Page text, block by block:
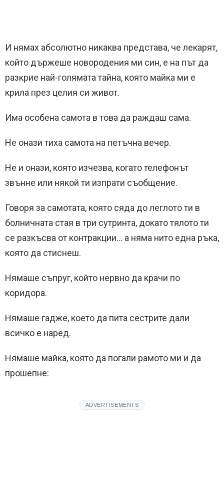
И нямах абсолютно никаква представа, че лекарят,
който държеше новородения ми син, е на път да
разкрие най-голямата тайна, която майка ми е
крила през целия си живот.
Има особена самота в това да раждаш сама.
Не онази тиха самота на петъчна вечер.
Не и онази, която изчезва, когато телефонът
звънне или някой ти изпрати съобщение.
Говоря за самотата, която сяда до леглото ти в
болничната стая в три сутринта, докато тялото ти
се разкъсва от контракции… а няма нито една ръка,
която да стиснеш.
Нямаше съпруг, който нервно да крачи по
коридора.
Нямаше гадже, което да пита сестрите дали
всичко е наред.
Нямаше майка, която да погали рамото ми и да
прошепне:
ADVERTISEMENTS